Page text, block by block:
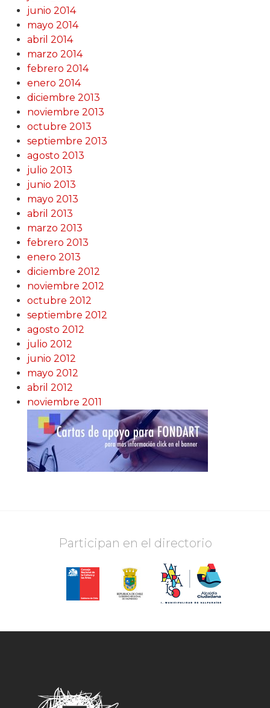
junio 2014
mayo 2014
abril 2014
marzo 2014
febrero 2014
enero 2014
diciembre 2013
noviembre 2013
octubre 2013
septiembre 2013
agosto 2013
julio 2013
junio 2013
mayo 2013
abril 2013
marzo 2013
febrero 2013
enero 2013
diciembre 2012
noviembre 2012
octubre 2012
septiembre 2012
agosto 2012
julio 2012
junio 2012
mayo 2012
abril 2012
noviembre 2011
Participan en el directorio